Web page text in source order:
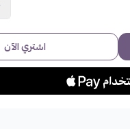
اشتري الآن